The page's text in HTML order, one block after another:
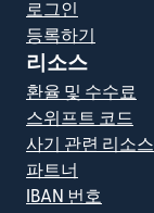
로그인
등록하기
리소스
환율 및 수수료
스위프트 코드
사기 관련 리소스
파트너
IBAN 번호